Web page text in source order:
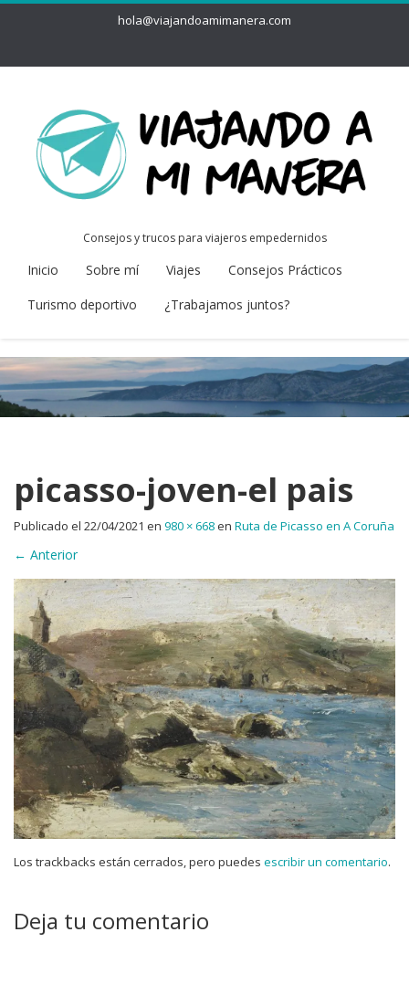
hola@viajandoamimanera.com
Consejos y trucos para viajeros empedernidos
Inicio Sobre mí Viajes
Consejos Prácticos
Turismo deportivo
¿Trabajamos juntos?
picasso-joven-el pais
Publicado el 22/04/2021 en 980 × 668en Ruta de Picasso en A Coruña
← Anterior
Los trackbacks están cerrados, pero puedes escribir un comentario.
Deja tu comentario